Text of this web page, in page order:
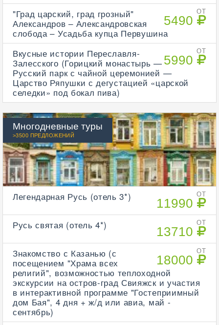
ОТ
5490
"Град царский, град грозный"
Александров – Александровская
слобода – Усадьба купца Первушина
ОТ
5990
Вкусные истории Переславля-
Залесского (Горицкий монастырь —
Русский парк с чайной церемонией —
Царство Ряпушки с дегустацией «царской
селедки» под бокал пива)
Многодневные туры
>3500 ПРЕДЛОЖЕНИЙ
ОТ
11990
Легендарная Русь (отель 3*)
ОТ
13710
Русь святая (отель 4*)
ОТ
18000
Знакомство с Казанью (с
посещением "Храма всех
религий", возможностью теплоходной
экскурсии на остров-град Свияжск и участия
в интерактивной программе "Гостеприимный
дом Бая", 4 дня + ж/д или авиа, май -
сентябрь)